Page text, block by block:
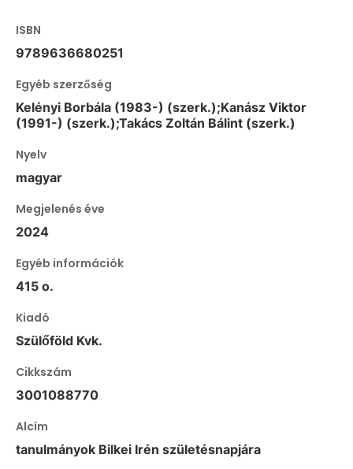
ISBN
9789636680251
Egyéb szerzőség
Kelényi Borbála (1983-) (szerk.);Kanász Viktor
(1991-) (szerk.);Takács Zoltán Bálint (szerk.)
Nyelv
magyar
Megjelenés éve
2024
Egyéb információk
415 o.
Kiadó
Szülőföld Kvk.
Cikkszám
3001088770
Alcím
tanulmányok Bilkei Irén születésnapjára